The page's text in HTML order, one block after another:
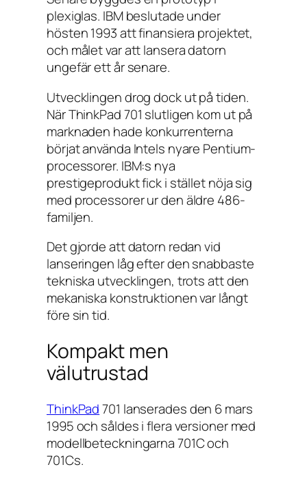
plexiglas. IBM beslutade under
hösten 1993 att finansiera projektet,
och målet var att lansera datorn
ungefär ett år senare.
Utvecklingen drog dock ut på tiden.
När ThinkPad 701 slutligen kom ut på
marknaden hade konkurrenterna
börjat använda Intels nyare Pentium-
processorer. IBM:s nya
prestigeprodukt fick i stället nöja sig
med processorer ur den äldre 486-
familjen.
Det gjorde att datorn redan vid
lanseringen låg efter den snabbaste
tekniska utvecklingen, trots att den
mekaniska konstruktionen var långt
före sin tid.
Kompakt men
välutrustad
ThinkPad701 lanserades den 6 mars
1995 och såldes i flera versioner med
modellbeteckningarna 701C och
701Cs.